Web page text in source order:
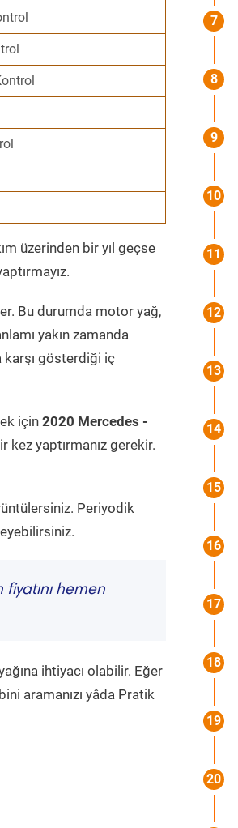
üzerinden bir yıl geçse
Bu durumda motor yağ,
yakın zamanda
karşı gösterdiği iç
için 2020 Mercedes -
kez yaptırmanız gerekir.
Periyodik
hemen
ihtiyacı olabilir. Eğer
aramanızı yâda Pratik
7
8
9
10
11
12
13
14
15
16
17
18
19
20